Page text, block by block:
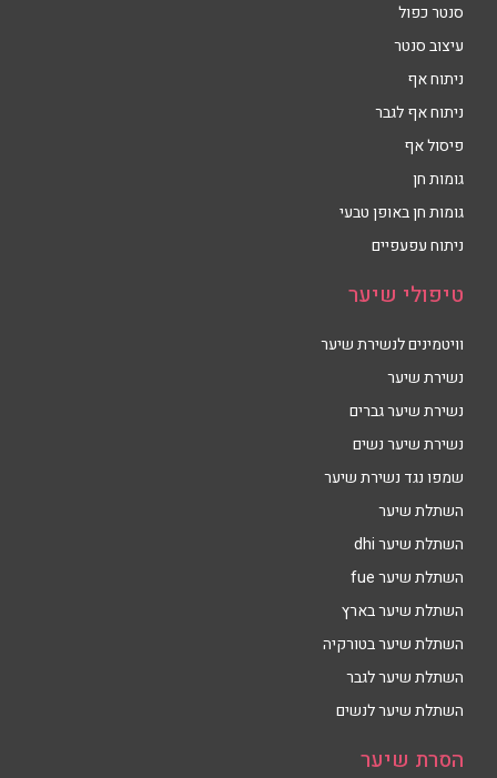
סנטר כפול
עיצוב סנטר
ניתוח אף
ניתוח אף לגבר
פיסול אף
גומות חן
גומות חן באופן טבעי
ניתוח עפעפיים
טיפולי שיער
וויטמינים לנשירת שיער
נשירת שיער
נשירת שיער גברים
נשירת שיער נשים
שמפו נגד נשירת שיער
השתלת שיער
השתלת שיער dhi
השתלת שיער fue
השתלת שיער בארץ
השתלת שיער בטורקיה
השתלת שיער לגבר
השתלת שיער לנשים
הסרת שיער